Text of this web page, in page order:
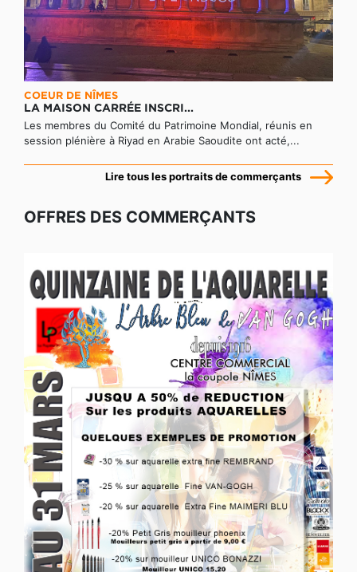
COEUR DE NÎMES
LA MAISON CARRÉE INSCRI...
Les membres du Comité du Patrimoine Mondial, réunis en
session plénière à Riyad en Arabie Saoudite ont acté,...
Lire tous les portraits de commerçants
OFFRES DES COMMERÇANTS